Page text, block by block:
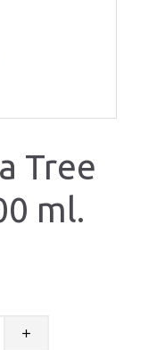
Tree
ml.